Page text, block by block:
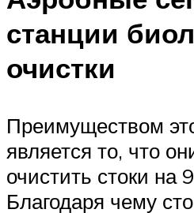
станции
очистки
Преимуществом
является то, что
очистить стоки на
Благодаря чему